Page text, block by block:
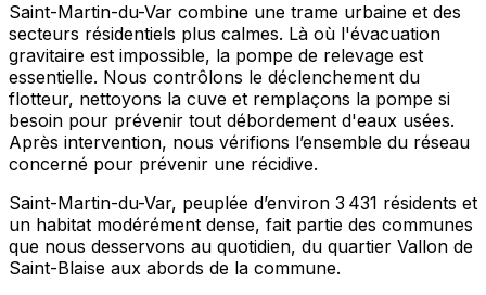
Saint-Martin-du-Var combine une trame urbaine et des
secteurs résidentiels plus calmes. Là où l'évacuation
gravitaire est impossible, la pompe de relevage est
essentielle. Nous contrôlons le déclenchement du
flotteur, nettoyons la cuve et remplaçons la pompe si
besoin pour prévenir tout débordement d'eaux usées.
Après intervention, nous vérifions l’ensemble du réseau
concerné pour prévenir une récidive.
Saint-Martin-du-Var, peuplée d’environ 3 431 résidents et
un habitat modérément dense, fait partie des communes
que nous desservons au quotidien, du quartier Vallon de
Saint-Blaise aux abords de la commune.